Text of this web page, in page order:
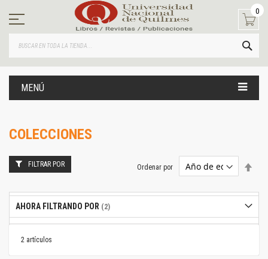
contenido
0
MENÚ
COLECCIONES
2 artículos
Ordenar por
FILTRAR POR
AHORA FILTRANDO POR